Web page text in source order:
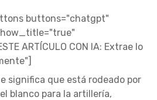
buttons="chatgpt"
ARTÍCULO CON IA: Extrae lo
significa que está rodeado por
blanco para la artillería,